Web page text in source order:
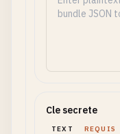
Cle secrete
TEXT REQUIS